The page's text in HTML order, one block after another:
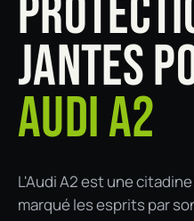
JANTES
AUDI A2
L'Audi A2 est une
marqué les esprits par